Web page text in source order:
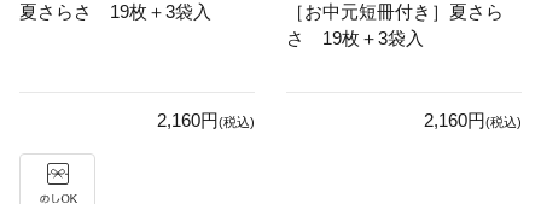
夏さらさ 19枚＋3袋入
2,160円(税込)
［お中元短冊付き］夏さら
さ 19枚＋3袋入
2,160円(税込)